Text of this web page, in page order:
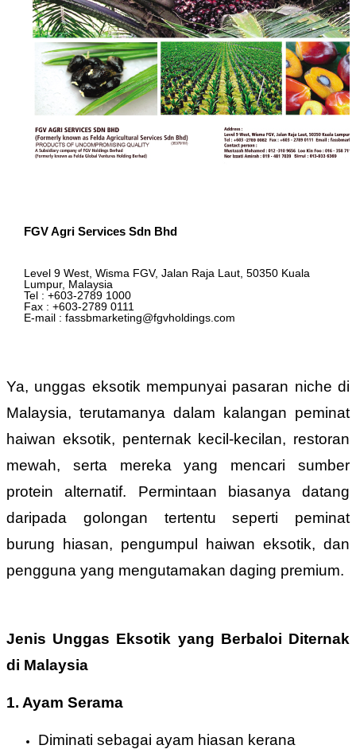
FGV Agri Services Sdn Bhd
Level 9 West, Wisma FGV, Jalan Raja Laut, 50350 Kuala
Lumpur, Malaysia
Tel : +603-2789 1000
Fax : +603-2789 0111
E-mail : fassbmarketing@fgvholdings.com
Ya, unggas eksotik mempunyai pasaran niche di
Malaysia, terutamanya dalam kalangan peminat
haiwan eksotik, penternak kecil-kecilan, restoran
mewah, serta mereka yang mencari sumber
protein alternatif. Permintaan biasanya datang
daripada golongan tertentu seperti peminat
burung hiasan, pengumpul haiwan eksotik, dan
pengguna yang mengutamakan daging premium.
Jenis Unggas Eksotik yang Berbaloi Diternak
di Malaysia
1. Ayam Serama
Diminati sebagai ayam hiasan kerana